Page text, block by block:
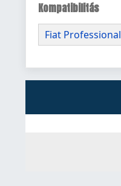
Kompatibilitás
Fiat Professional